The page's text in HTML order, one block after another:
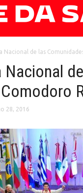
Nacional de las
28, 2016